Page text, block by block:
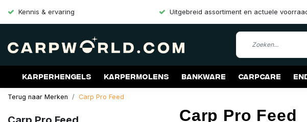
Kennis & ervaring Uitgebreid assortiment en actuele
Karperhengels Karpermolens Bankware Carpcare
Merken Aanbiedingen
Terug naar Merken Carp Pro Feed
Carp Pro Feed